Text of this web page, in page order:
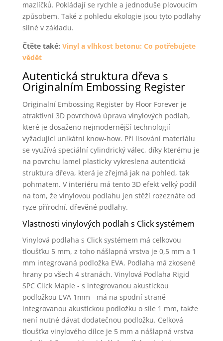
mazlíčků. Pokládají se rychle a jednoduše plovoucím
způsobem. Také z pohledu ekologie jsou tyto podlahy
silné v základu.
Čtěte také: Vinyl a vlhkost betonu: Co potřebujete
vědět
Autentická struktura dřeva s
Originalním Embossing Register
Originalní Embossing Register by Floor Forever je
atraktivní 3D povrchová úprava vinylových podlah,
které je dosaženo nejmodernější technologií
vyžadující unikátní know-how. Při lisování materiálu
se využívá speciální cylindrický válec, díky kterému je
na povrchu lamel plasticky vykreslena autentická
struktura dřeva, která je zřejmá jak na pohled, tak
pohmatem. V interiéru má tento 3D efekt velký podíl
na tom, že vinylovou podlahu jen stěží rozeznáte od
ryze přírodní, dřevěné podlahy.
Vlastnosti vinylových podlah s Click systémem
Vinylová podlaha s Click systémem má celkovou
tloušťku 5 mm, z toho nášlapná vrstva je 0,5 mm a 1
mm integrovaná podložka EVA. Podlaha má zkosené
hrany po všech 4 stranách. Vinylová Podlaha Rigid
SPC Click Maple - s integrovanou akustickou
podložkou EVA 1mm - má na spodní straně
integrovanou akustickou podložku o síle 1 mm, takže
není nutné dávat dodatečnou podložku. Celková
tloušťka vinylového dílce je 5 mm a nášlapná vrstva